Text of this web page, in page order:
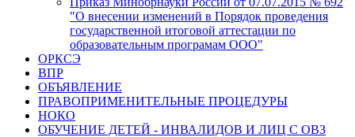
"О внесении изменений в Порядок проведения
государственной итоговой аттестации по
образовательным програмам ООО"
ОРКСЭ
ВПР
ОБЪЯВЛЕНИЕ
ПРАВОПРИМЕНИТЕЛЬНЫЕ ПРОЦЕДУРЫ
НОКО
ОБУЧЕНИЕ ДЕТЕЙ - ИНВАЛИДОВ И ЛИЦ С ОВЗ